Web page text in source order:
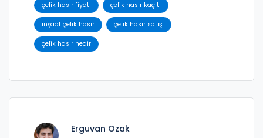
çelik hasır fiyatı çelik hasır kaç tl
inşaat çelik hasır çelik hasır satışı
çelik hasır nedir
Erguvan Ozak